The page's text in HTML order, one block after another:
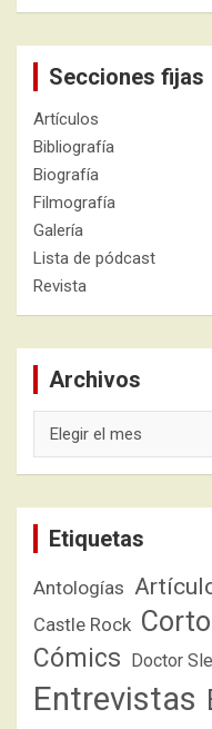
Secciones fijas
Artículos
Bibliografía
Biografía
Filmografía
Galería
Lista de pódcast
Revista
Archivos
Etiquetas
Antologías
Castle Rock
Cómics Doctor
Entrevistas